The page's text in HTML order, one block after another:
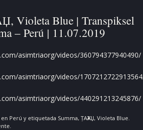
Violeta Blue | Transpiksel
– Perú | 11.07.2019
asimtriaorg/videos/360794377940490/
asimtriaorg/videos/
asimtriaorg/videos/440291213245876/
Perú y etiquetada Summa, ȚAҠAЏ, Violeta Blue